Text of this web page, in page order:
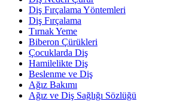
Diş Fırçalama Yöntemleri
Diş Fırçalama
Tırnak Yeme
Biberon Çürükleri
Çocuklarda Diş
Hamilelikte Diş
Beslenme ve Diş
Ağız Bakımı
Ağız ve Diş Sağlığı Sözlüğü